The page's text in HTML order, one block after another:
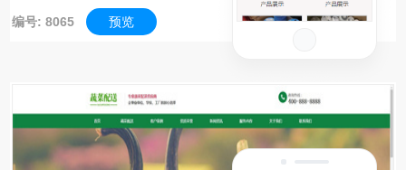
编号: 8065 预览